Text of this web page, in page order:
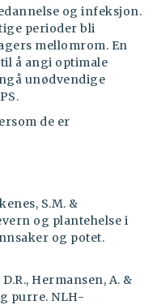
og infeksjon.
perioder bli
mellomrom. En
å angi optimale
unødvendige
de er
S.M. &
og plantehelse i
og potet.
Hermansen, A. &
purre. NLH-